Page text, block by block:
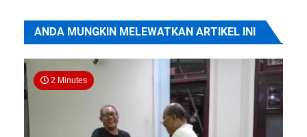
ANDA MUNGKIN MELEWATKAN ARTIKEL INI
2 Minutes